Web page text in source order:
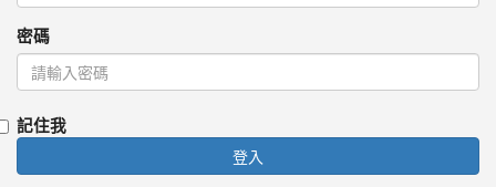
密碼
記住我
登入